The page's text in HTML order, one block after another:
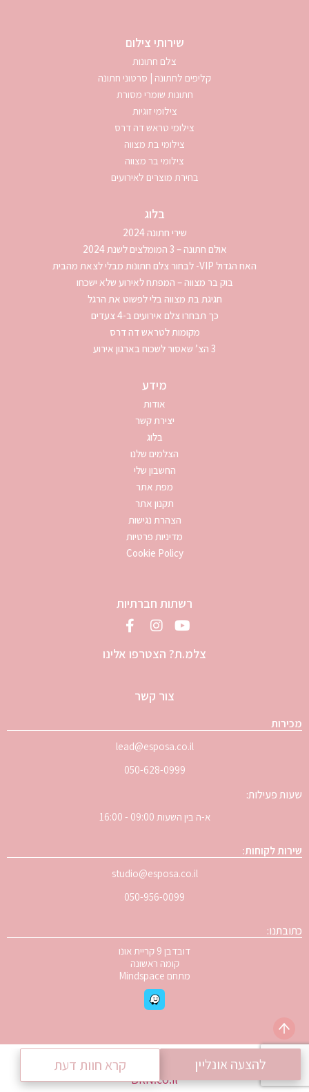
שירותי צילום
צלם חתונות
קליפים לחתונה | סרטוני חתונה
חתונות שומרי מסורת
צילומי זוגיות
צילומי טראש דה דרס
צילומי בת מצווה
צילומי בר מצווה
בחירת מוצרים לאירועים
בלוג
שירי חתונה 2024
אולם חתונה – 3 המומלצים לשנת 2024
האח הגדול VIP- לבחור צלם חתונות מבלי לצאת מהבית
בוק בר מצווה – המפתח לאירוע שלא ישכחו
חגיגת בת מצווה בלי לפשוט את הרגל
כך תבחרו צלם אירועים ב-4 צעדים
מקומות לטראש דה דרס
3 הצ’ שאסור לשכוח בארגון אירוע
מידע
אודות
יצירת קשר
בלוג
הצלמים שלנו
החשבון שלי
מפת אתר
תקנון אתר
הצהרת נגישות
מדיניות פרטיות
Cookie Policy
רשתות חברתיות
צלמ.ת? הצטרפו אלינו
צור קשר
מכירות
lead@esposa.co.il
050-628-0999
שעות פעילות:
א-ה בין השעות 09:00 - 16:00
שירות לקוחות:
studio@esposa.co.il
050-956-0099
כתובתנו:
דובדבן 9 קריית אונו
קומה ראשונה
מתחם Mindspace
Esposa| פיתוח אתרים
BRN.co.il
להצעה אונליין קרא חוות דעת